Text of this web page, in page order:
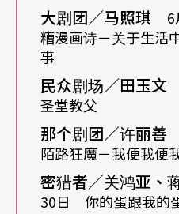
下，我想剧场势必无法
材进行改组，然后，在
素材回收利用」的重点
超迅速的「漫画」此一
路线的实验：「漫画大
《幸福的时间比》、《
父》、《白鸟丽子》、
大剧团／马照琪
糟漫画诗－关于生活
事
民众剧场／田玉文
圣堂教父
那个剧团／许丽善
陌路狂魔－我便我便
密猎者／关鸿亚、
30日 你的蛋跟我的